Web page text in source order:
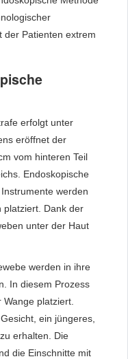
der Patienten extrem
erfolgt unter
eröffnet der
vom hinteren Teil
Endoskopische
werden
platziert. Dank der
unter der Haut
werden in ihre
In diesem Prozess
platziert.
ein jüngeres,
erhalten. Die
die Einschnitte mit